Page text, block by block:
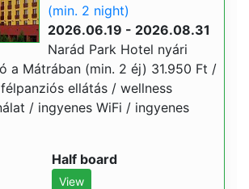
(min. 2 night)
2026.06.19 - 2026.08.31
Narád Park Hotel nyári
a Mátrában (min. 2 éj) 31.950 Ft /
ellátás / wellness
/ ingyenes WiFi / ingyenes
Half board
View